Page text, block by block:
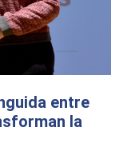
entre
la